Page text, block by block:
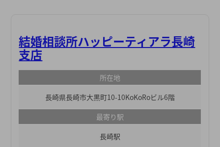
結婚相談所ハッピーティアラ長崎
支店
所在地
長崎県長崎市大黒町10-10KoKoRoビル6階
最寄り駅
長崎駅